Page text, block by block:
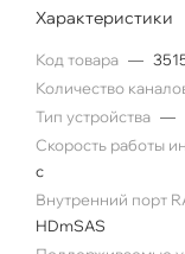
Характеристики
Код товара —
Количество
Тип устройства —
Скорость работы
с
Внутренний порт
HDmSAS